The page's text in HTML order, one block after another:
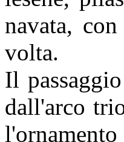
navata,
volta.
Il
dall'arco